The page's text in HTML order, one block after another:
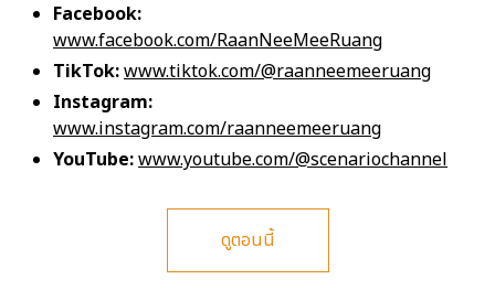
Facebook:
www.facebook.com/RaanNeeMeeRuang
TikTok:www.tiktok.com/@raanneemeeruang
Instagram:
www.instagram.com/raanneemeeruang
YouTube:www.youtube.com/@scenariochannel
ดูตอนนี้